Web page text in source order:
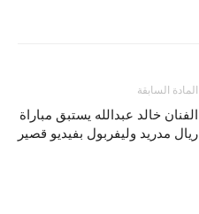
المادة السابقة
الفنان خالد عبدالله يستبق مباراة
ريال مدريد وليفربول بفيديو قصير